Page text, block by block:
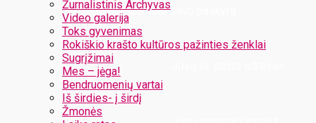
Žurnalistinis Archyvas
Video galerija
Toks gyvenimas
Rokiškio krašto kultūros pažinties ženklai
Sugrįžimai
Mes – jėga!
Bendruomenių vartai
Iš širdies- į širdį
Žmonės
Užregistruokite savo paskyrą